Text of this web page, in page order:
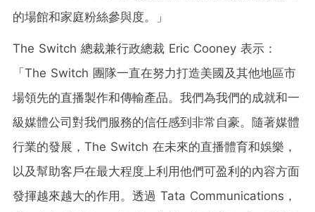
的場館和家庭粉絲參與度。」
The Switch 總裁兼行政總裁 Eric Cooney 表示：
「The Switch 團隊一直在努力打造美國及其他地區市
場領先的直播製作和傳輸產品。我們為我們的成就和一
級媒體公司對我們服務的信任感到非常自豪。隨著媒體
行業的發展，The Switch 在未來的直播體育和娛樂，
以及幫助客戶在最大程度上利用他們可盈利的內容方面
發揮越來越大的作用。透過 Tata Communications，